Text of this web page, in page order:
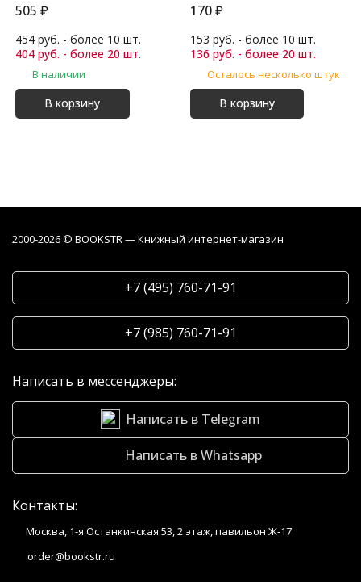
505 ₽
454 руб. - более 10 шт.
404 руб. - более 20 шт.
В наличии
В корзину
170 ₽
153 руб. - более 10 шт.
136 руб. - более 20 шт.
Осталось несколько штук
В корзину
2000-2026 © BOOKSTR — Книжный интернет-магазин
+7 (495) 760-71-91
+7 (985) 760-71-91
Написать в мессенджеры:
Написать в Telegram
Написать в Whatsapp
Контакты:
Москва, 1-я Останкинская 53, 2 этаж, павильон Ж-17
order@bookstr.ru